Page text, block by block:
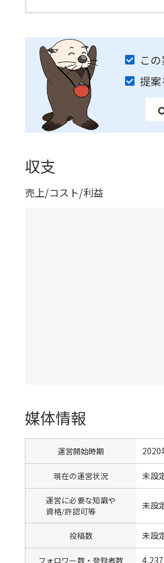
こ
提案
収支
売上/コスト/利益
媒体情報
運営開始時期 2020
現在の運営状況 未設
運営に必要な知識や
資格/許認可等
未設
投稿数 未設
フォロワー数・登録者数 4,237